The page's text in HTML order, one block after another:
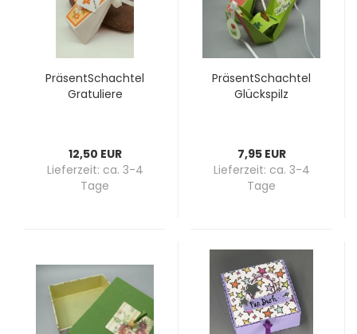
Prä­sent­Schach­tel
Gra­tu­lie­re
12,50 EUR
Lieferzeit: ca. 3-4
Tage
Prä­sent­Schach­tel
Glücks­pilz
7,95 EUR
Lieferzeit: ca. 3-4
Tage